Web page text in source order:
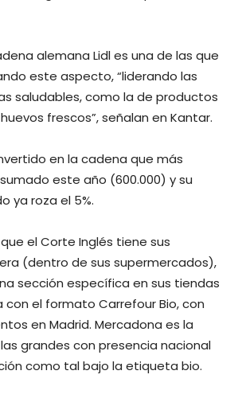
alemana Lidl es una de las que
este aspecto, “liderando las
saludables, como la de productos
frescos”, señalan en Kantar.
en la cadena que más
este año (600.000) y su
ya roza el 5%.
el Corte Inglés tiene sus
(dentro de sus supermercados),
sección específica en sus tiendas
el formato Carrefour Bio, con
en Madrid. Mercadona es la
grandes con presencia nacional
como tal bajo la etiqueta bio.